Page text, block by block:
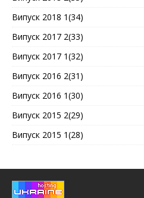
Випуск 2018 1(34)
Випуск 2017 2(33)
Випуск 2017 1(32)
Випуск 2016 2(31)
Випуск 2016 1(30)
Випуск 2015 2(29)
Випуск 2015 1(28)